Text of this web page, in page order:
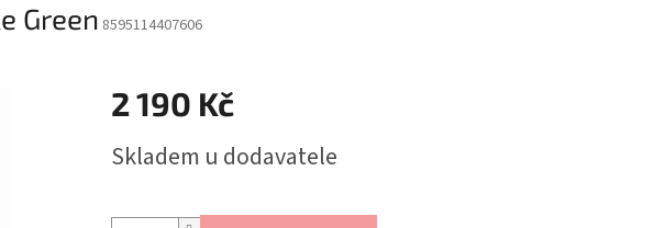
Green 8595114407606
2 190 Kč
cena:
Skladem u dodavatele